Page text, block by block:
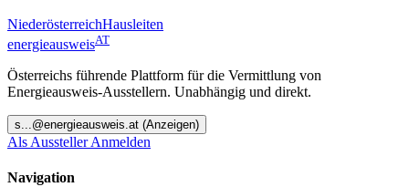
NiederösterreichHausleiten
energieausweisAT
Österreichs führende Plattform für die Vermittlung von
Energieausweis-Ausstellern. Unabhängig und direkt.
s...@energieausweis.at (Anzeigen)
Als Aussteller Anmelden
Navigation